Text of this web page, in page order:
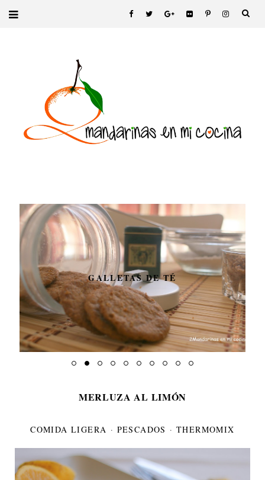
GALLETAS DE TÉ
MERLUZA AL LIMÓN
COMIDA LIGERA · PESCADOS ·THERMOMIX